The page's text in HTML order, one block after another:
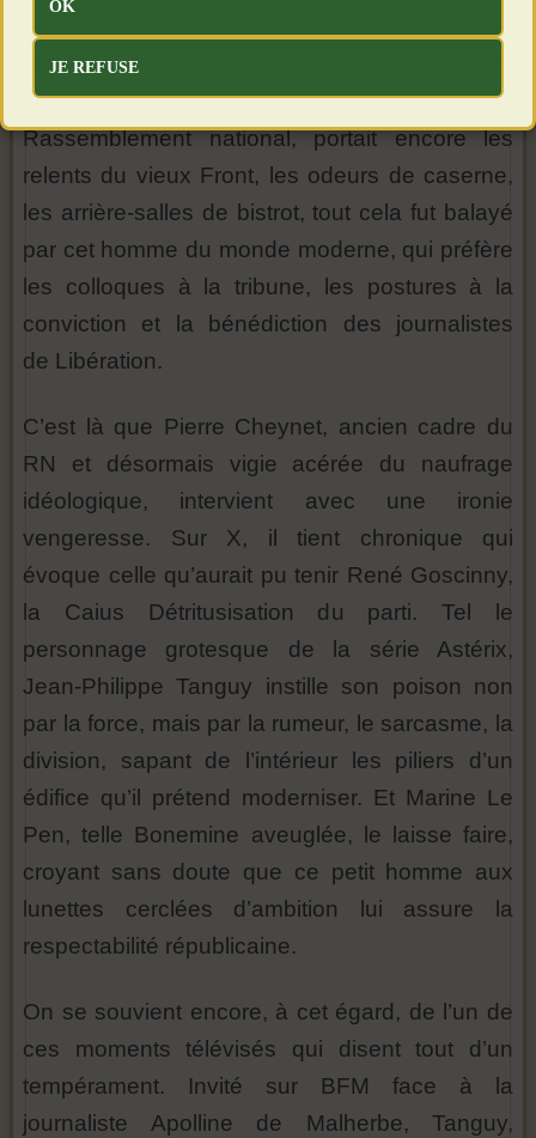
de chemises noires, mais une bureaucratie du
soupçon, un fichage mental qui rappelle plus
Orwell que Drumont. Tout ce qui, dans le
Rassemblement national, portait encore les
relents du vieux Front, les odeurs de caserne,
les arrière-salles de bistrot, tout cela fut balayé
par cet homme du monde moderne, qui préfère
les colloques à la tribune, les postures à la
conviction et la bénédiction des journalistes
de Libération.
C’est là que Pierre Cheynet, ancien cadre du
RN et désormais vigie acérée du naufrage
idéologique, intervient avec une ironie
vengeresse. Sur X, il tient chronique qui
évoque celle qu’aurait pu tenir René Goscinny,
la Caius Détritusisation du parti. Tel le
personnage grotesque de la série Astérix,
Jean-Philippe Tanguy instille son poison non
par la force, mais par la rumeur, le sarcasme, la
division, sapant de l’intérieur les piliers d’un
édifice qu’il prétend moderniser. Et Marine Le
Pen, telle Bonemine aveuglée, le laisse faire,
croyant sans doute que ce petit homme aux
lunettes cerclées d’ambition lui assure la
respectabilité républicaine.
On se souvient encore, à cet égard, de l’un de
ces moments télévisés qui disent tout d’un
tempérament. Invité sur BFM face à la
journaliste Apolline de Malherbe, Tanguy,
OK
JE REFUSE